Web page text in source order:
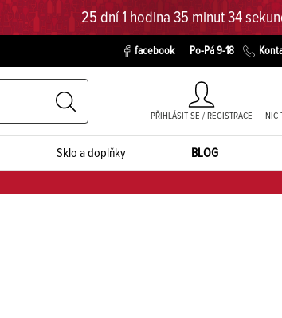
25 dní 1 hodina 35 minut 33
facebook Po-Pá 9-18
PŘIHLÁSIT SE / REGISTRACE NIC
Sklo a doplňky BLOG